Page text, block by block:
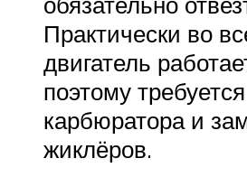
Практически во
двигатель
поэтому
карбюратора и
жиклёров.